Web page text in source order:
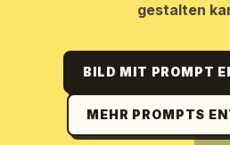
gestalten
BILD MIT PROMPT
MEHR PROMPTS